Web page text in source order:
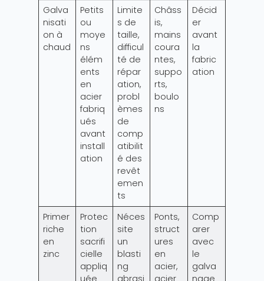
Galva
nisati
on à
chaud
Petits
ou
moye
ns
élém
ents
en
acier
fabriq
ués
avant
install
ation
Limite
s de
taille,
difficul
té de
répar
ation,
probl
èmes
de
comp
atibilit
é des
revêt
emen
ts
Châss
is,
mains
coura
ntes,
suppo
rts,
boulo
ns
Décid
er
avant
la
fabric
ation
Primer
riche
en
zinc
Protec
tion
sacrifi
cielle
appliq
Néces
site
un
blasti
ng
Ponts,
struct
ures
en
acier,
Comp
arer
avec
le
galva